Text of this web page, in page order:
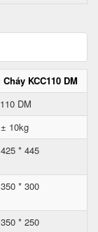
KCC110 DM
DM
10kg
* 445
* 300
* 250